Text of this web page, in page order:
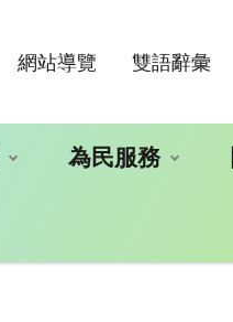
網站導覽 雙語辭彙
為民服務